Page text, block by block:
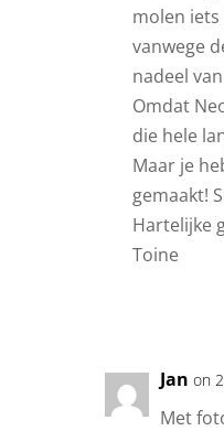
molen
vanwege
nadeel
Omdat
die hele
Maar je
gemaakt!
Hartelijke
Toine
Jan on
Met